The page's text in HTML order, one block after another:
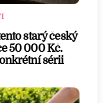
starý český
50 000 Kč.
sérii